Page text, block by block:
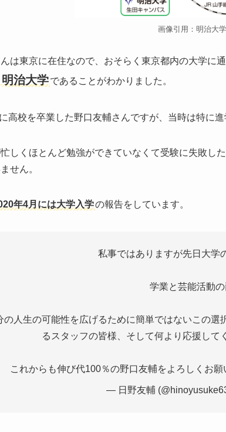
画像引用：明治大学
は東京に在住なので、おそらく東京都内の大学に
明治大学であることがわかりました。
高校を卒業した野口友輔さんですが、当時は特に進
しくほとんど勉強ができていなくて受験に失敗し
せん。
年4月には大学入学の報告をしています。
私事ではありますが先日大学
学業と芸能活動
の人生の可能性を広げるために簡単ではないこの
るスタッフの皆様、そして何より応援して
これからも伸び代100％の野口友輔をよろしくお願
— 日野友輔